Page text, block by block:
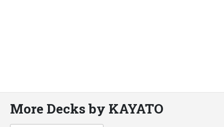
More Decks by KAYATO